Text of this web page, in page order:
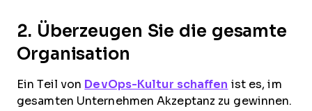
2. Überzeugen Sie die gesamte
Organisation
Ein Teil von DevOps-Kultur schaffen ist es, im
gesamten Unternehmen Akzeptanz zu gewinnen.